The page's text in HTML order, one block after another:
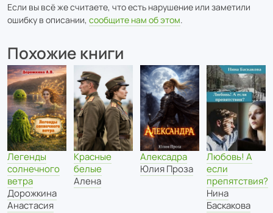
Если вы всё же считаете, что есть нарушение или заметили
ошибку в описании, сообщите нам об этом.
Похожие книги
Легенды
солнечного
ветра
Дорожкина
Анастасия
Красные
белые
Алена
Алексадра
Юлия Проза
Любовь! А
если
препятствия?
Нина
Баскакова